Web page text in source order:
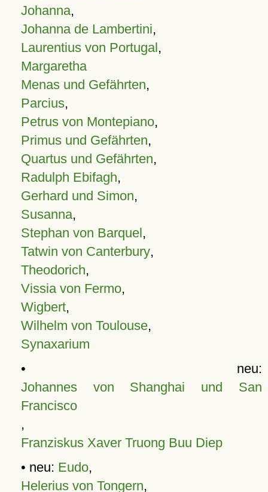
Johanna,
Johanna de Lambertini,
Laurentius von Portugal,
Margaretha
Menas und Gefährten,
Parcius,
Petrus von Montepiano,
Primus und Gefährten,
Quartus und Gefährten,
Radulph Ebifagh,
Gerhard und Simon,
Susanna,
Stephan von Barquel,
Tatwin von Canterbury,
Theodorich,
Vissia von Fermo,
Wigbert,
Wilhelm von Toulouse,
Synaxarium
• neu:
Johannes von Shanghai und San
Francisco
,
Franziskus Xaver Truong Buu Diep
• neu: Eudo,
Helerius von Tongern,